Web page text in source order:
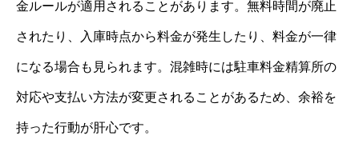
金ルールが適用されることがあります。無料時間が廃止
されたり、入庫時点から料金が発生したり、料金が一律
になる場合も見られます。混雑時には駐車料金精算所の
対応や支払い方法が変更されることがあるため、余裕を
持った行動が肝心です。